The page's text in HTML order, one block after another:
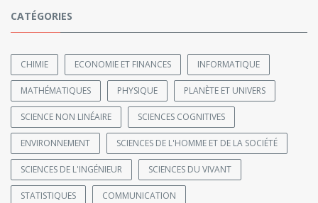
CATÉGORIES
CHIMIE ECONOMIE ET FINANCES INFORMATIQUE
MATHÉMATIQUES PHYSIQUE PLANÈTE ET UNIVERS
SCIENCE NON LINÉAIRE SCIENCES COGNITIVES
ENVIRONNEMENT SCIENCES DE L'HOMME ET DE LA SOCIÉTÉ
SCIENCES DE L'INGÉNIEUR SCIENCES DU VIVANT
STATISTIQUES COMMUNICATION